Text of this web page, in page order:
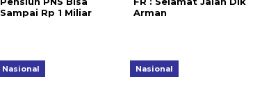
Sampai Rp 1 Miliar
Arman
Nasional Nasional